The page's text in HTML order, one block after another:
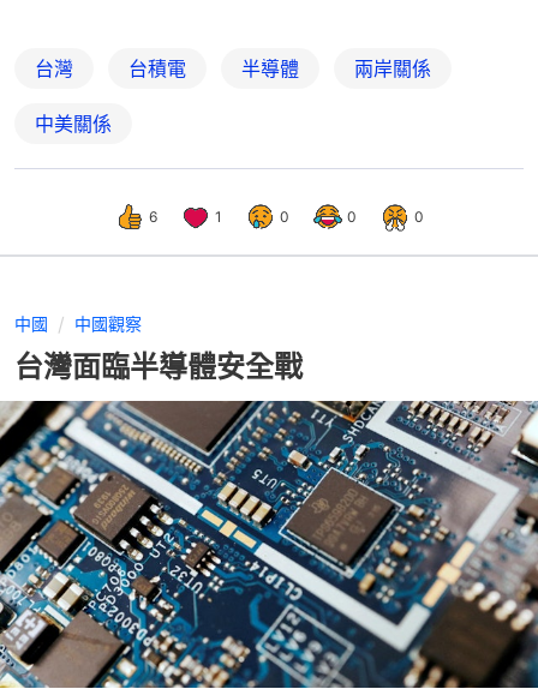
台灣 台積電 半導體 兩岸關係
中美關係
6 1 0 0 0
中國 中國觀察
台灣面臨半導體安全戰